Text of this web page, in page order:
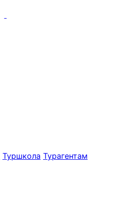
Туршкола Турагентам